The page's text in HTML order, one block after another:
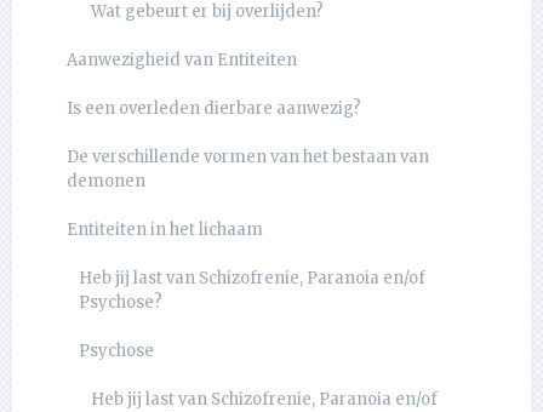
Wat gebeurt er bij overlijden?
Aanwezigheid van Entiteiten
Is een overleden dierbare aanwezig?
De verschillende vormen van het bestaan van
demonen
Entiteiten in het lichaam
Heb jij last van Schizofrenie, Paranoia en/of
Psychose?
Psychose
Heb jij last van Schizofrenie, Paranoia en/of